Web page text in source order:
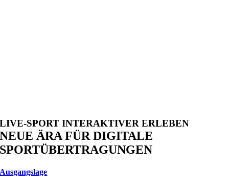
LIVE-SPORT INTERAKTIVER ERLEBEN
NEUE ÄRA FÜR DIGITALE
SPORTÜBERTRAGUNGEN
Ausgangslage